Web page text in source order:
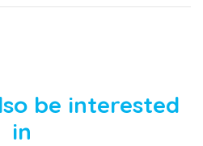
be interested
in